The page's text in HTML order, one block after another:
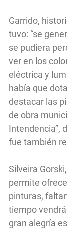
Garrido,
tuvo: “se
se pudiera
ver en los
eléctrica y
había que
destacar las
de obra
Intendencia”,
fue también
Silveira
permite
pinturas,
tiempo
gran alegría